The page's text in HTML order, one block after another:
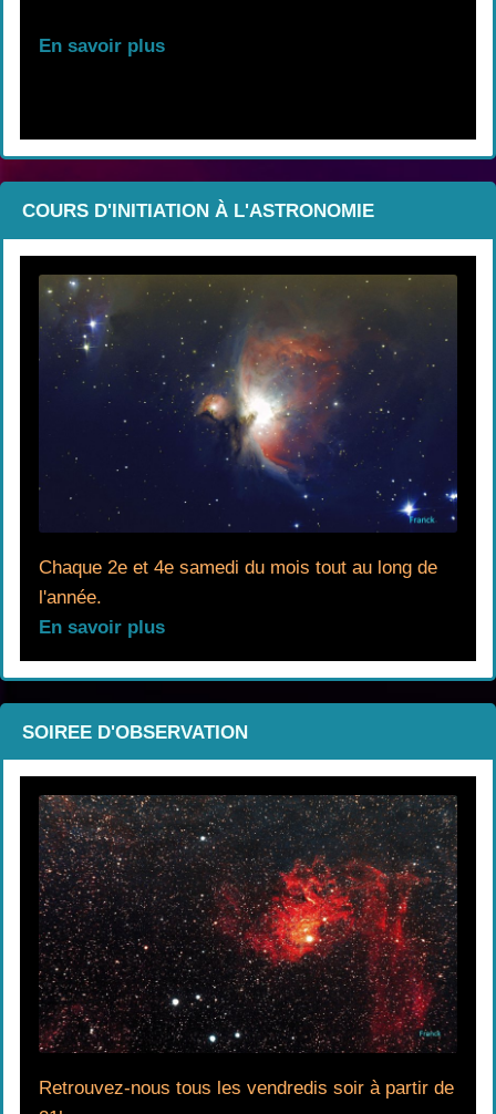
En savoir plus
COURS D'INITIATION À L'ASTRONOMIE
Chaque 2e et 4e samedi du mois tout au long de
l'année.
En savoir plus
SOIREE D'OBSERVATION
Retrouvez-nous tous les vendredis soir à partir de